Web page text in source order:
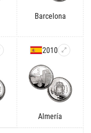
Barcelona
2010
Almería